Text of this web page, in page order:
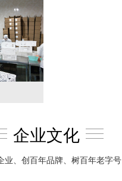
企业文化
业、创百年品牌、树百年老字号